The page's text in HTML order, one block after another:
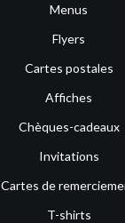
Menus
Flyers
Cartes postales
Affiches
Chèques-cadeaux
Invitations
Cartes de
T-shirts